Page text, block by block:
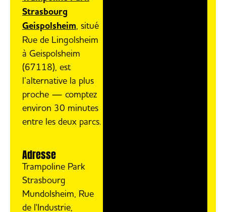
Strasbourg
Geispolsheim , situé
Rue de Lingolsheim
à Geispolsheim
(67118), est
l’alternative la plus
proche — comptez
environ 30 minutes
entre les deux parcs.
Adresse
Trampoline Park
Strasbourg
Mundolsheim, Rue
de l'Industrie,